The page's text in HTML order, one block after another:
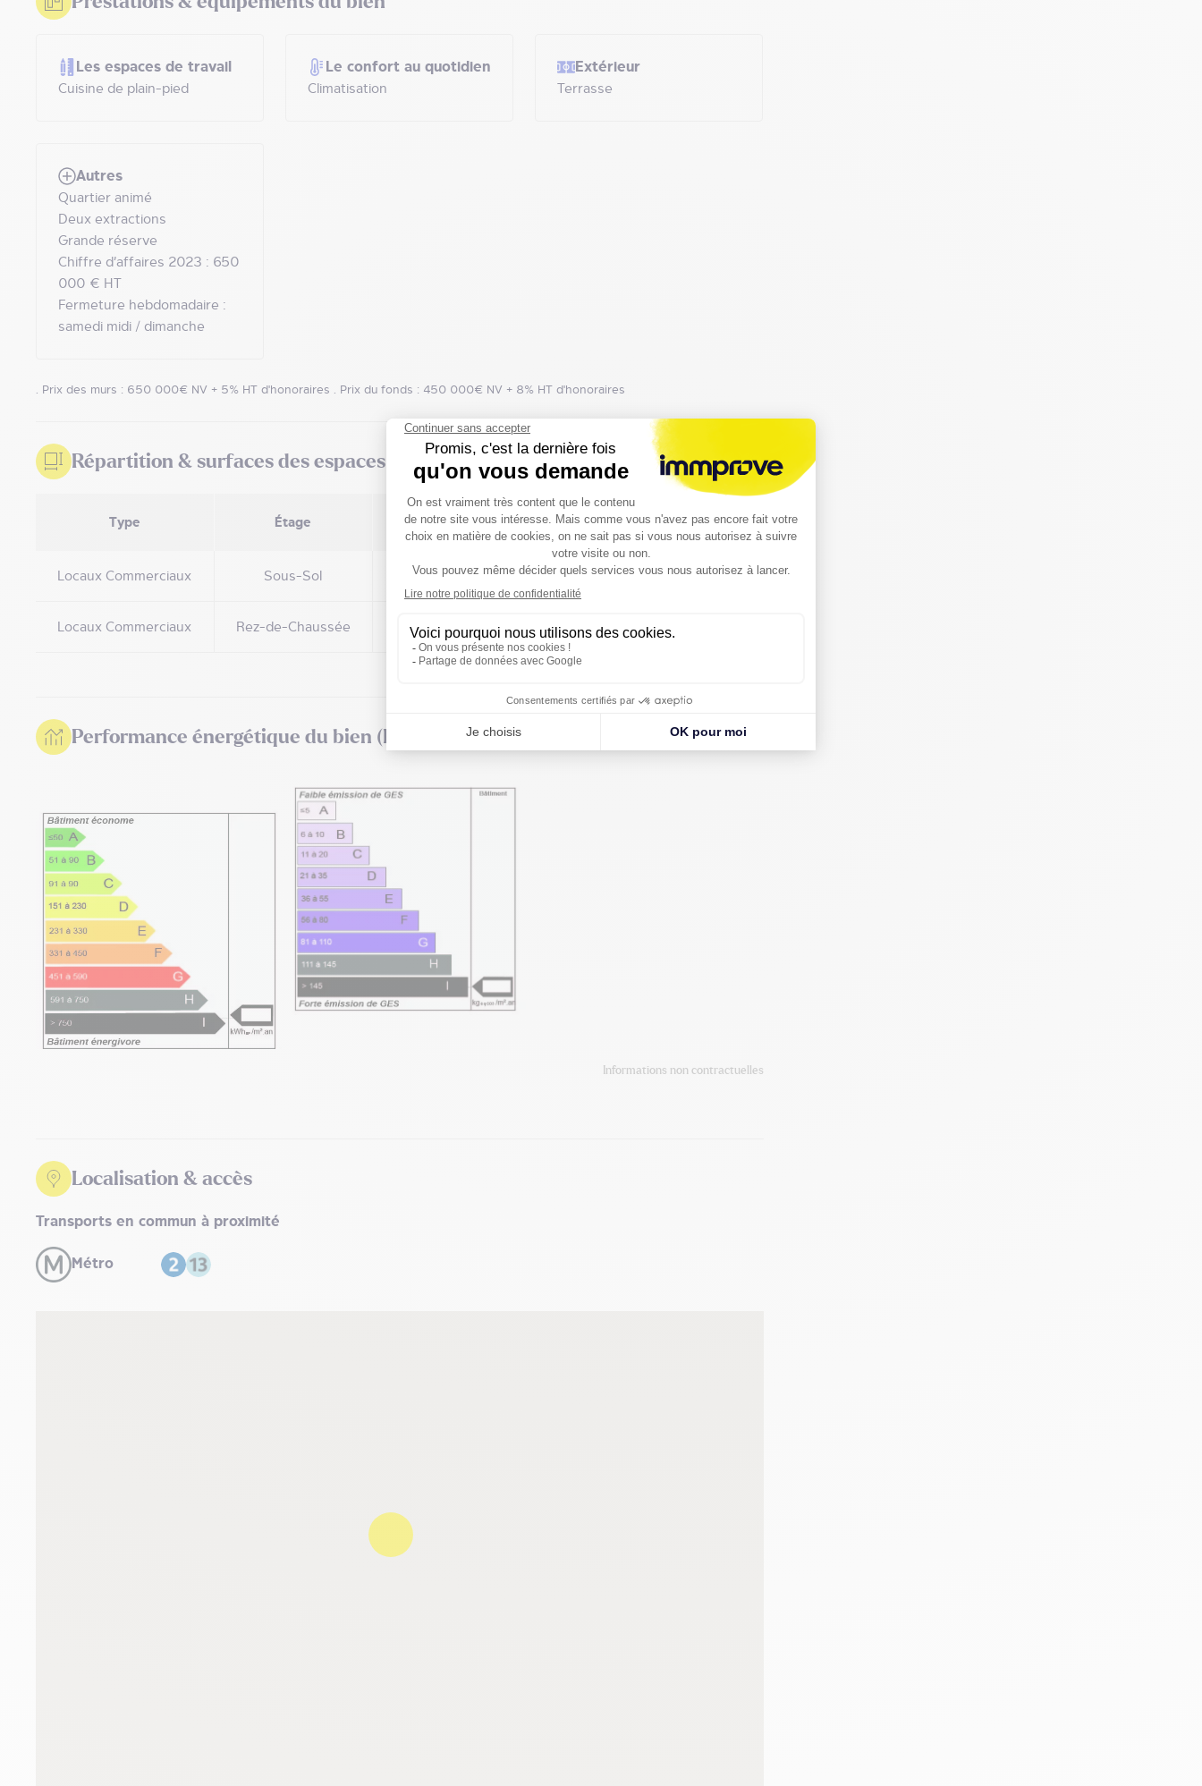
Les espaces de travail
Cuisine de plain-pied
Le confort au quotidien
Climatisation
Extérieur
Terrasse
Autres
Quartier animé
Deux extractions
Grande réserve
Chiffre d’affaires 2023 : 650
000 € HT
Fermeture hebdomadaire :
samedi midi / dimanche
. Prix des murs : 650 000€ NV + 5% HT d'honoraires . Prix du fonds : 450 000€ NV + 8% HT d'honoraires
Répartition & surfaces des espaces
Type Étage Surface
Prix achat
(€/m² HT HC)
Charges (achat)
(€/m² HT HC)
Locaux Commerciaux Sous-Sol 40 m² Prix sur demande Prix sur demande
Locaux Commerciaux Rez-de-Chaussée 62 m² Prix sur demande Prix sur demande
Performance énergétique du bien (DPE)
Informations non contractuelles
Localisation & accès
Transports en commun à proximité
Métro